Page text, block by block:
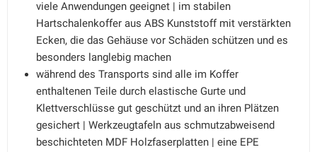
viele Anwendungen geeignet | im stabilen
Hartschalenkoffer aus ABS Kunststoff mit verstärkten
Ecken, die das Gehäuse vor Schäden schützen und es
besonders langlebig machen
während des Transports sind alle im Koffer
enthaltenen Teile durch elastische Gurte und
Klettverschlüsse gut geschützt und an ihren Plätzen
gesichert | Werkzeugtafeln aus schmutzabweisend
beschichteten MDF Holzfaserplatten | eine EPE